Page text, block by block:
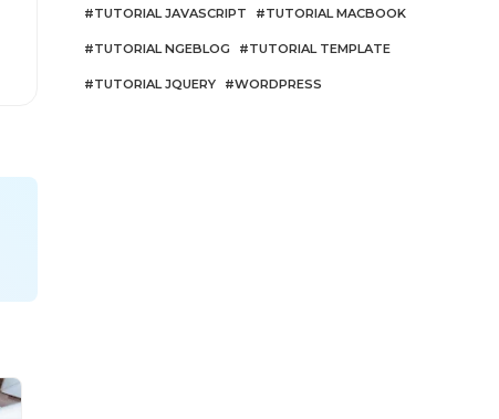
TUTORIAL JAVASCRIPT TUTORIAL MACBOOK
TUTORIAL NGEBLOG TUTORIAL TEMPLATE
TUTORIAL JQUERY WORDPRESS